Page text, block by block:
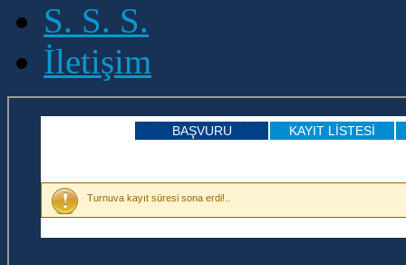
S. S. S.
İletişim